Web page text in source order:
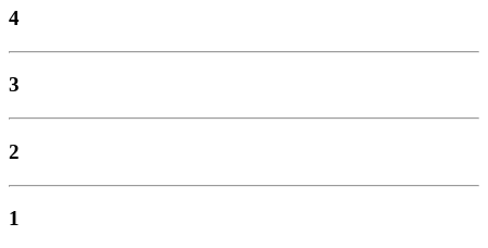
4
3
2
1